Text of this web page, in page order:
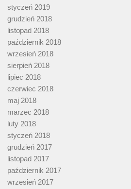
styczeń 2019
grudzień 2018
listopad 2018
październik 2018
wrzesień 2018
sierpień 2018
lipiec 2018
czerwiec 2018
maj 2018
marzec 2018
luty 2018
styczeń 2018
grudzień 2017
listopad 2017
październik 2017
wrzesień 2017